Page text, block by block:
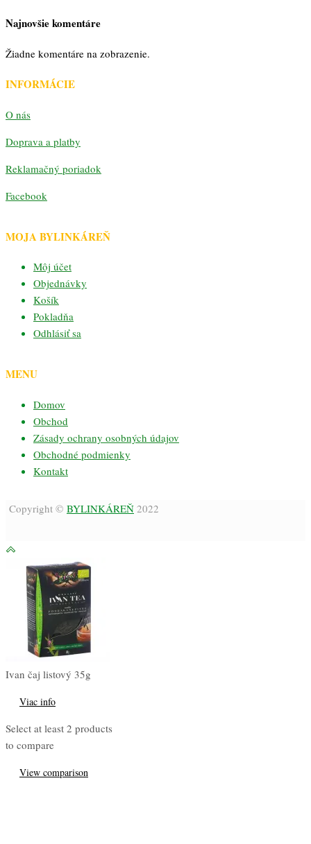
Najnovšie komentáre
Žiadne komentáre na zobrazenie.
INFORMÁCIE
O nás
Doprava a platby
Reklamačný poriadok
Facebook
MOJA BYLINKÁREŇ
Môj účet
Objednávky
Košík
Pokladňa
Odhlásiť sa
MENU
Domov
Obchod
Zásady ochrany osobných údajov
Obchodné podmienky
Kontakt
Copyright © BYLINKÁREŇ 2022
Ivan čaj listový 35g
Viac info
Select at least 2 products
to compare
View comparison